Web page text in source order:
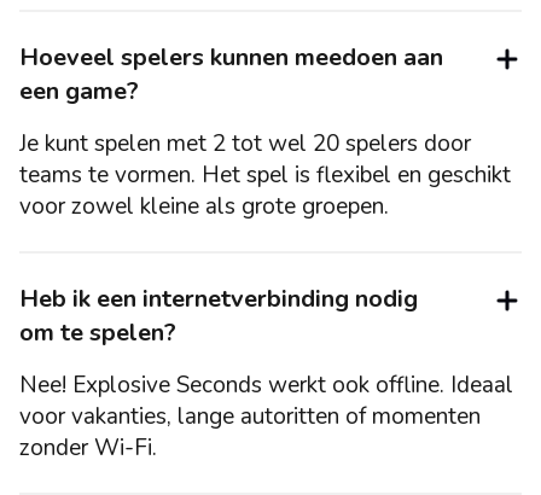
Hoeveel spelers kunnen meedoen aan
een game?
Je kunt spelen met 2 tot wel 20 spelers door
teams te vormen. Het spel is flexibel en geschikt
voor zowel kleine als grote groepen.
Heb ik een internetverbinding nodig
om te spelen?
Nee! Explosive Seconds werkt ook offline. Ideaal
voor vakanties, lange autoritten of momenten
zonder Wi-Fi.